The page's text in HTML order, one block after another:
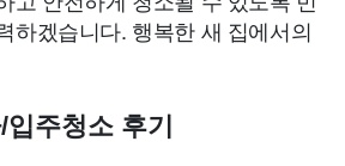
하겠습니다. 행복한 새 집에서의
주청소 후기